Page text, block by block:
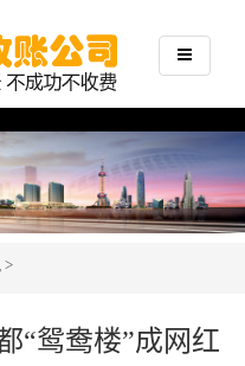
>
“鸳鸯楼”成网红